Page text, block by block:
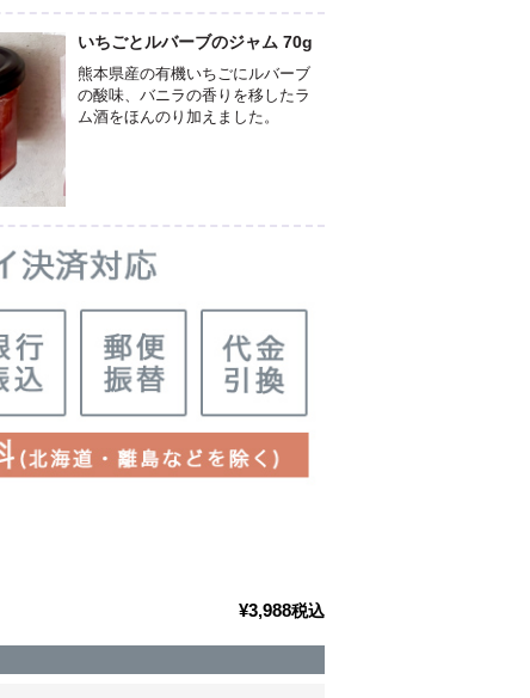
いちごとルバーブのジャム 70g
熊本県産の有機いちごにルバーブ
の酸味、バニラの香りを移したラ
ム酒をほんのり加えました。
¥3,988税込